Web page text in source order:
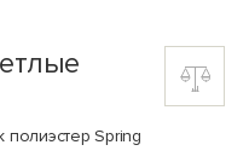
полиэстер Spring